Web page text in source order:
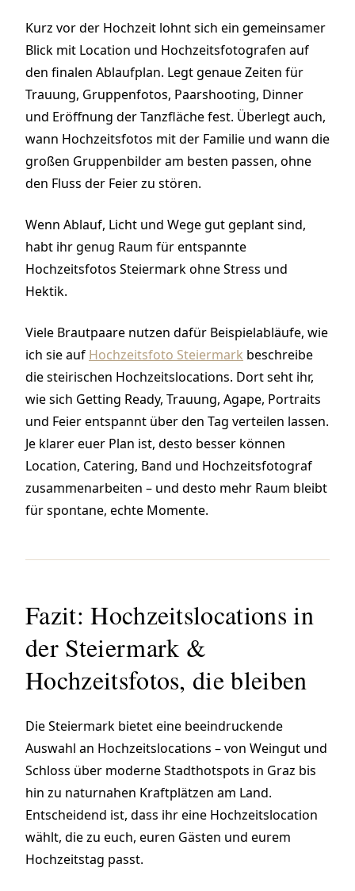
Kurz vor der Hochzeit lohnt sich ein gemeinsamer
Blick mit Location und Hochzeitsfotografen auf
den finalen Ablaufplan. Legt genaue Zeiten für
Trauung, Gruppenfotos, Paarshooting, Dinner
und Eröffnung der Tanzfläche fest. Überlegt auch,
wann Hochzeitsfotos mit der Familie und wann die
großen Gruppenbilder am besten passen, ohne
den Fluss der Feier zu stören.
Wenn Ablauf, Licht und Wege gut geplant sind,
habt ihr genug Raum für entspannte
Hochzeitsfotos Steiermark ohne Stress und
Hektik.
Viele Brautpaare nutzen dafür Beispielabläufe, wie
ich sie auf Hochzeitsfoto Steiermark beschreibe
die steirischen Hochzeitslocations. Dort seht ihr,
wie sich Getting Ready, Trauung, Agape, Portraits
und Feier entspannt über den Tag verteilen lassen.
Je klarer euer Plan ist, desto besser können
Location, Catering, Band und Hochzeitsfotograf
zusammenarbeiten – und desto mehr Raum bleibt
für spontane, echte Momente.
Fazit: Hochzeitslocations in
der Steiermark &
Hochzeitsfotos, die bleiben
Die Steiermark bietet eine beeindruckende
Auswahl an Hochzeitslocations – von Weingut und
Schloss über moderne Stadthotspots in Graz bis
hin zu naturnahen Kraftplätzen am Land.
Entscheidend ist, dass ihr eine Hochzeitslocation
wählt, die zu euch, euren Gästen und eurem
Hochzeitstag passt.